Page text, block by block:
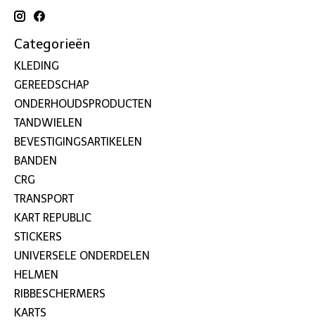
Categorieën
KLEDING
GEREEDSCHAP
ONDERHOUDSPRODUCTEN
TANDWIELEN
BEVESTIGINGSARTIKELEN
BANDEN
CRG
TRANSPORT
KART REPUBLIC
STICKERS
UNIVERSELE ONDERDELEN
HELMEN
RIBBESCHERMERS
KARTS